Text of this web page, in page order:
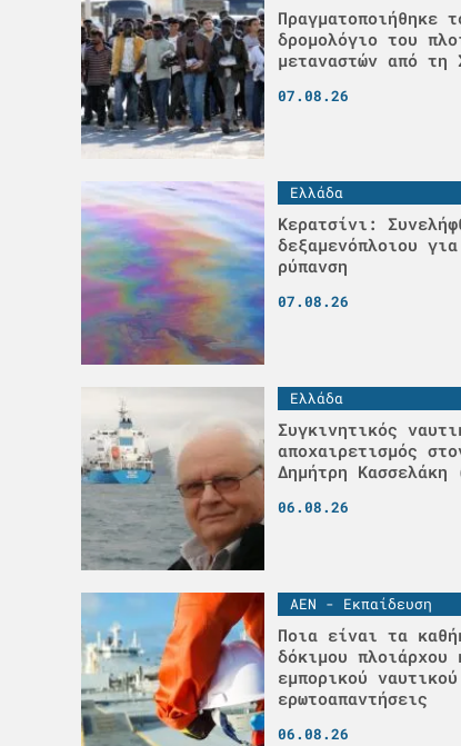
Πραγματοποιήθηκε
δρομολόγιο του
μεταναστών από τη
07.08.26
Ελλάδα
Κερατσίνι:
δεξαμενόπλοιου
ρύπανση
07.08.26
Ελλάδα
Συγκινητικός
αποχαιρετισμός
Δημήτρη
06.08.26
ΑΕΝ - Εκπαίδευση
Ποια είναι τα
δόκιμου πλοιάρχου
εμπορικού
ερωτοαπαντήσεις
06.08.26